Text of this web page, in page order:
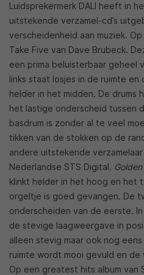
Luidsprekermerk DALI heeft in
uitstekende verzamel-cd’s
verscheidenheid aan muziek.
Take Five van Dave Brubeck.
een prima beluisterbaar geheel
links staat losjes in de ruimte en
helder in het midden. De drums
het lastige onderscheid tussen
basdrum is zonder al te veel
tikken van de stokken op de
andere uitstekende
Nederlandse STS Digital.
klinkt helder in het hoog en het
orgeltje is goed gevangen. De
onderscheiden van de eerste. In
de stevige laagweergave in
alleen stevig maar ook nog
ruimte wordt mooi gevuld en de
Op een greatest hits album van